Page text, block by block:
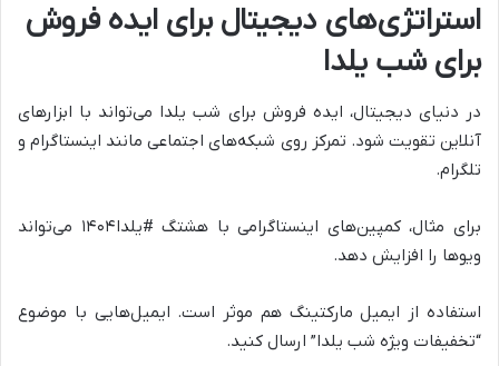
استراتژی‌های دیجیتال برای ایده فروش
برای شب یلدا
در دنیای دیجیتال، ایده فروش برای شب یلدا می‌تواند با ابزارهای
آنلاین تقویت شود. تمرکز روی شبکه‌های اجتماعی مانند اینستاگرام و
تلگرام.
برای مثال، کمپین‌های اینستاگرامی با هشتگ #یلدا۱۴۰۴ می‌تواند
ویوها را افزایش دهد.
استفاده از ایمیل مارکتینگ هم موثر است. ایمیل‌هایی با موضوع
“تخفیفات ویژه شب یلدا” ارسال کنید.